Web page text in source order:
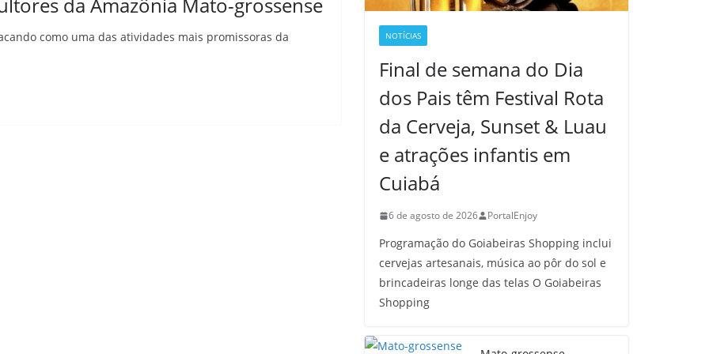
como uma das atividades mais promissoras da NOTÍCIAS
Final de semana do Dia
dos Pais têm Festival Rota
da Cerveja, Sunset & Luau
e atrações infantis em
Cuiabá
6 de agosto de 2026 PortalEnjoy
Programação do Goiabeiras Shopping inclui
cervejas artesanais, música ao pôr do sol e
brincadeiras longe das telas O Goiabeiras
Shopping